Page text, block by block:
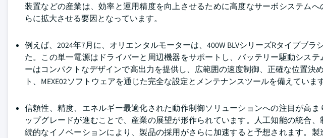
装置などの産業は、効率と運用精度を向上させるために高度なサーボシステム
らに拡大させる要因となっています。
例えば、2024年7月に、オリエンタルモーターは、400W BLVシリーズRタイプブ
た。この単一電源はドライバーと周辺機器をサポートし、バッテリー駆動シス
ーはコンパクトなデザインで高出力を提供し、広範囲の速度制御、正確な位置決
ト、MEXE02ソフトウェアを通じた完全な設定とメンテナンスツールを備えています
信頼性、精度、エネルギー最適化された動作制御ソリューションへの注目が高
ップグレードが進むことで、産業の展望が形作られています。人工知能の統合
続的なイノベーションにより、製品の採用がさらに加速すると予想されます。